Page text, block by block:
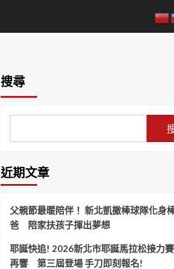
搜尋
近期文章
父親節最暖陪伴！ 新北凱撒棒球隊化身
爸 陪家扶孩子揮出夢想
耶誕快追! 2026新北市耶誕馬拉松接力
再響 第三屆登場 手刀即刻報名!